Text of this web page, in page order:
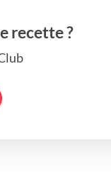
recette ?